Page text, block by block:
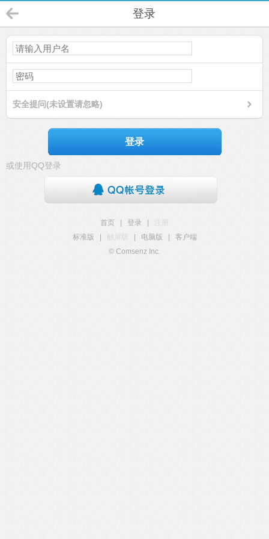
登录
安全提问(未设置请忽略)
登录
或使用QQ登录
首页 登录
注册
标准版
触屏版 电脑版
客户端
© Comsenz Inc.